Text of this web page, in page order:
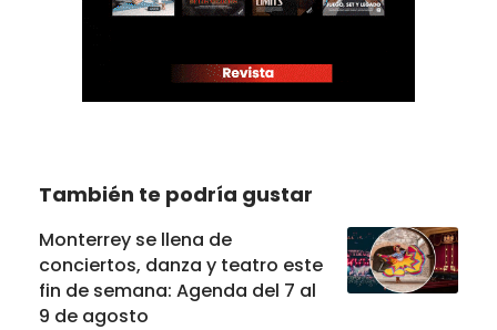
También te podría gustar
Monterrey se llena de
conciertos, danza y teatro este
fin de semana: Agenda del 7 al
9 de agosto